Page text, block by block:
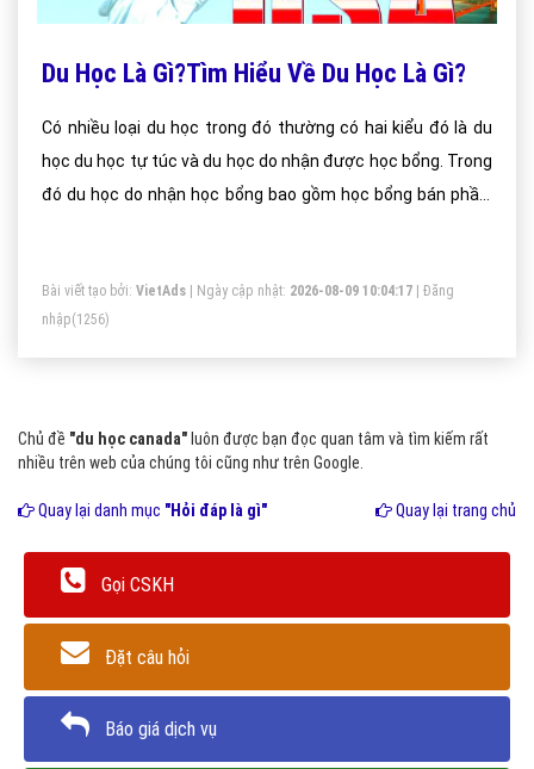
Du Học Là Gì?Tìm Hiểu Về Du Học Là Gì?
Có nhiều loại du học trong đó thường có hai kiểu đó là du
học du học tự túc và du học do nhận được học bổng. Trong
đó du học do nhận học bổng bao gồm học bổng bán phần,
Bài viết tạo bởi: VietAds | Ngày cập nhật: 2026-08-09 10:04:17
Đăng
nhập(1256)
Chủ đề "du học canada" luôn được bạn đọc quan tâm và tìm kiếm rất
nhiều trên web của chúng tôi cũng như trên Google.
Quay lại danh mục "Hỏi đáp là gì" Quay lại trang chủ
Gọi CSKH
Đặt câu hỏi
Báo giá dịch vụ